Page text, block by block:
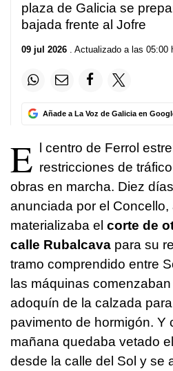
plaza de Galicia se
bajada frente al Jofre
09 jul 2026 . Actualizado a las 05:00
Añade a La Voz de Galicia en
E l centro de Ferrol
restricciones de
obras en marcha. Diez
anunciada por el Concello,
materializaba el corte de
calle Rubalcava para su
tramo comprendido entre
las máquinas
adoquín de la calzada
pavimento de hormigón. Y
mañana quedaba vetado
desde la calle del Sol y se